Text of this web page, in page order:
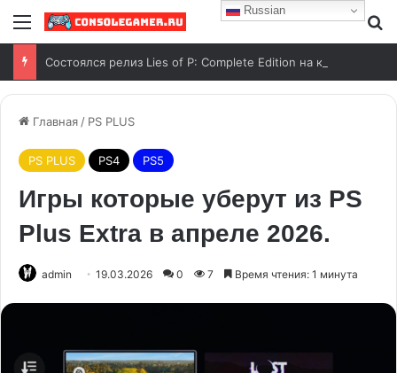
Главная / PS PLUS
PS PLUS PS4 PS5
Игры которые уберут из PS
Plus Extra в апреле 2026.
admin 19.03.2026 0 7 Время чтения: 1 минута
Russian